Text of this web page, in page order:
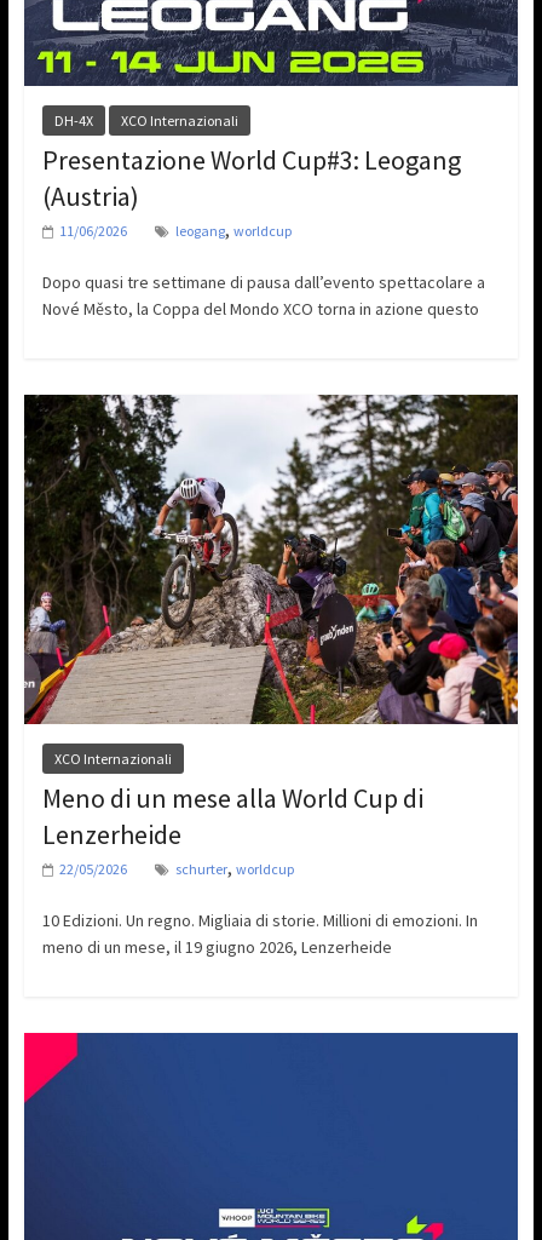
DH-4X XCO Internazionali
Presentazione World Cup#3: Leogang
(Austria)
11/06/2026 leogang, worldcup
Dopo quasi tre settimane di pausa dall’evento spettacolare a
Nové Město, la Coppa del Mondo XCO torna in azione questo
XCO Internazionali
Meno di un mese alla World Cup di
Lenzerheide
22/05/2026 schurter, worldcup
10 Edizioni. Un regno. Migliaia di storie. Millioni di emozioni. In
meno di un mese, il 19 giugno 2026, Lenzerheide